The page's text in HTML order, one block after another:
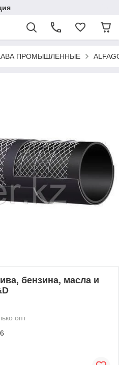
ПРОМЫШЛЕННЫЕ
бензина, масла и
опт